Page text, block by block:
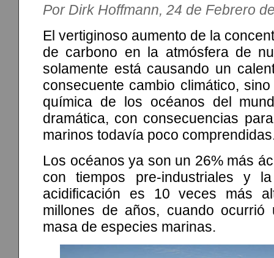
Por Dirk Hoffmann, 24 de Febrero
El vertiginoso aumento de la
de carbono en la atmósfera de
solamente está causando un
consecuente cambio climático,
química de los océanos del
dramática, con consecuencias
marinos todavía poco
Los océanos ya son un 26% más
con tiempos pre-industriales y
acidificación es 10 veces más
millones de años, cuando ocurrió
masa de especies marinas.